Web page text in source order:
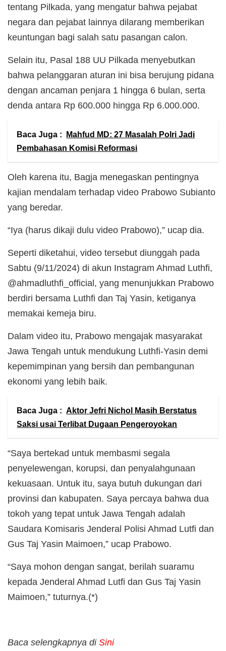
tentang Pilkada, yang mengatur bahwa pejabat
negara dan pejabat lainnya dilarang memberikan
keuntungan bagi salah satu pasangan calon.
Selain itu, Pasal 188 UU Pilkada menyebutkan
bahwa pelanggaran aturan ini bisa berujung pidana
dengan ancaman penjara 1 hingga 6 bulan, serta
denda antara Rp 600.000 hingga Rp 6.000.000.
Baca Juga :
Mahfud MD: 27 Masalah Polri Jadi
Pembahasan Komisi Reformasi
Oleh karena itu, Bagja menegaskan pentingnya
kajian mendalam terhadap video Prabowo Subianto
yang beredar.
“Iya (harus dikaji dulu video Prabowo),” ucap dia.
Seperti diketahui, video tersebut diunggah pada
Sabtu (9/11/2024) di akun Instagram Ahmad Luthfi,
@ahmadluthfi_official, yang menunjukkan Prabowo
berdiri bersama Luthfi dan Taj Yasin, ketiganya
memakai kemeja biru.
Dalam video itu, Prabowo mengajak masyarakat
Jawa Tengah untuk mendukung Luthfi-Yasin demi
kepemimpinan yang bersih dan pembangunan
ekonomi yang lebih baik.
Baca Juga : Aktor Jefri Nichol Masih Berstatus
Saksi usai Terlibat Dugaan Pengeroyokan
“Saya bertekad untuk membasmi segala
penyelewengan, korupsi, dan penyalahgunaan
kekuasaan. Untuk itu, saya butuh dukungan dari
provinsi dan kabupaten. Saya percaya bahwa dua
tokoh yang tepat untuk Jawa Tengah adalah
Saudara Komisaris Jenderal Polisi Ahmad Lutfi dan
Gus Taj Yasin Maimoen,” ucap Prabowo.
“Saya mohon dengan sangat, berilah suaramu
kepada Jenderal Ahmad Lutfi dan Gus Taj Yasin
Maimoen,” tuturnya.(*)
Baca selengkapnya di Sini